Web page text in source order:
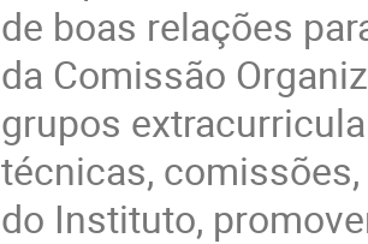
de boas relações
da Comissão
grupos
técnicas,
do Instituto,